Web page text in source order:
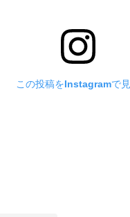
この投稿をInstagramで